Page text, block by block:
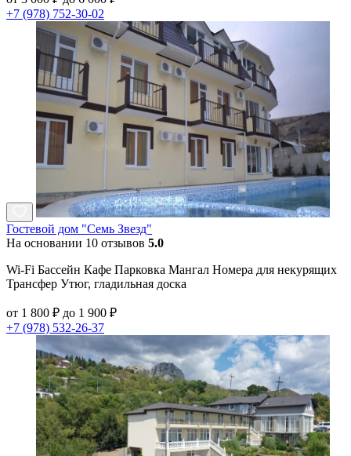
+7 (978) 752-30-02
Гостевой дом "Семь Звезд"
На основании 10 отзывов 5.0
Wi-Fi Бассейн Кафе Парковка Мангал Номера для некурящих
Трансфер Утюг, гладильная доска
от 1 800 ₽ до 1 900 ₽
+7 (978) 532-26-37